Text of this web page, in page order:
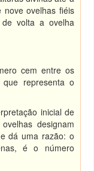
nove ovelhas fiéis
volta a ovelha
cem entre os
representa o
inicial de
designam
dá uma razão: o
é o número